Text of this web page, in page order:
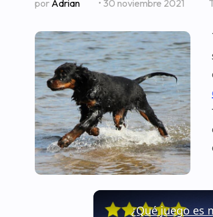
por Adrian • 30 noviembre 2021